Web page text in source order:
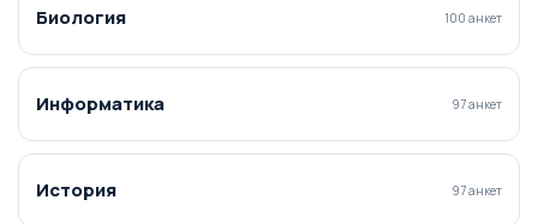
Биология 100 анкет
Информатика 97 анкет
История 97 анкет